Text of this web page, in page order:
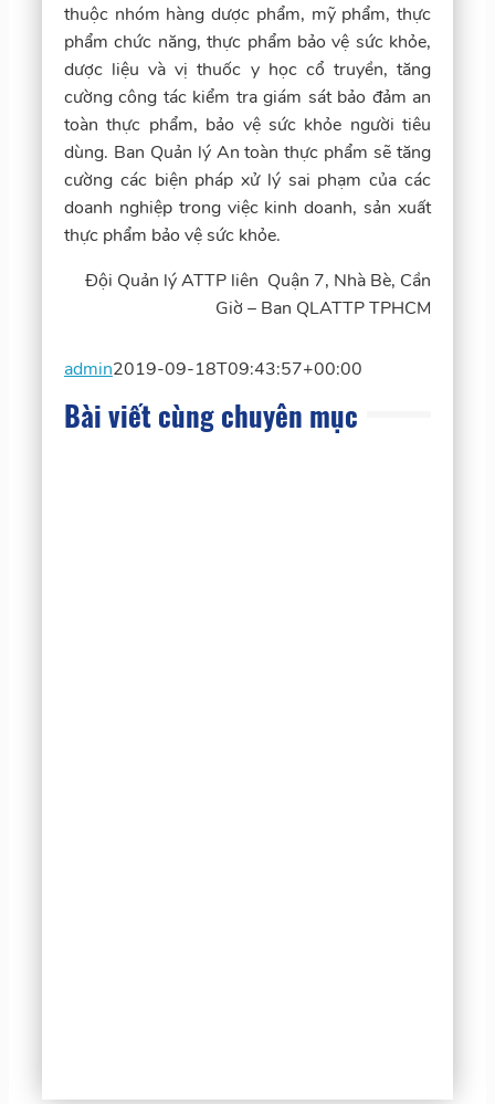
thuộc nhóm hàng dược phẩm, mỹ phẩm, thực
phẩm chức năng, thực phẩm bảo vệ sức khỏe,
dược liệu và vị thuốc y học cổ truyền, tăng
cường công tác kiểm tra giám sát bảo đảm an
toàn thực phẩm, bảo vệ sức khỏe người tiêu
dùng. Ban Quản lý An toàn thực phẩm sẽ tăng
cường các biện pháp xử lý sai phạm của các
doanh nghiệp trong việc kinh doanh, sản xuất
thực phẩm bảo vệ sức khỏe.
Đội Quản lý ATTP liên Quận 7, Nhà Bè, Cần
Giờ – Ban QLATTP TPHCM
admin2019-09-18T09:43:57+00:00
Bài viết cùng chuyên mục